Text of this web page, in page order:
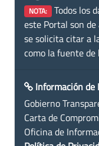
NOTA: Todos los
este Portal son
se solicita citar a
como la fuente
Información de
Gobierno
Carta de
Oficina de